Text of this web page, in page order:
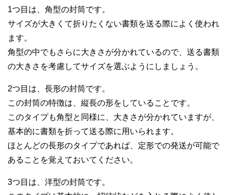
1つ目は、角型の封筒です。
サイズが大きくて折りたくない書類を送る際によく使われ
ます。
角型の中でもさらに大きさが分かれているので、送る書類
の大きさを考慮してサイズを選ぶようにしましょう。
2つ目は、長形の封筒です。
この封筒の特徴は、縦長の形をしていることです。
このタイプも角型と同様に、大きさが分かれていますが、
基本的に書類を折って送る際に用いられます。
ほとんどの長形のタイプであれば、定形での発送が可能で
あることを覚えておいてください。
3つ目は、洋型の封筒です。